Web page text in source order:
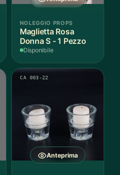
NOLEGGIO PROPS
Maglietta Rosa
Donna S - 1 Pezzo
Disponibile
Anteprima
CA 003-22